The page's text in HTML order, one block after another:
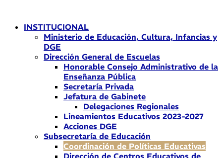
contenidoINSTITUCIONAL
Ministerio de Educación, Cultura, Infancias y
DGE
Dirección General de Escuelas
Honorable Consejo Administrativo de la
Enseñanza Pública
Secretaría Privada
Jefatura de Gabinete
Delegaciones Regionales
Lineamientos Educativos 2023-2027
Acciones DGE
Subsecretaría de Educación
Coordinación de Políticas Educativas
Dirección de Centros Educativos de